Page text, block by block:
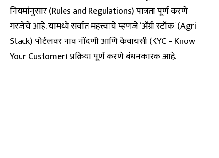
नियमांनुसार (Rules and Regulations) पात्रता पूर्ण करणे
गरजेचे आहे. यामध्ये सर्वात महत्त्वाचे म्हणजे ‘ॲग्री स्टॉक’ (Agri
Stack) पोर्टलवर नाव नोंदणी आणि केवायसी (KYC – Know
Your Customer) प्रक्रिया पूर्ण करणे बंधनकारक आहे.